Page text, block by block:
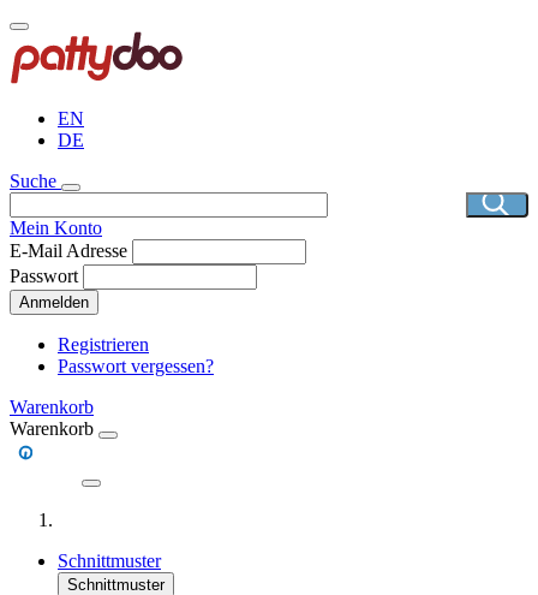
Direkt
zum
Inhalt
EN
DE
Suche
Mein Konto
E-Mail Adresse
Passwort
Anmelden
Registrieren
Passwort vergessen?
Warenkorb
Warenkorb
Schnittmuster
Schnittmuster